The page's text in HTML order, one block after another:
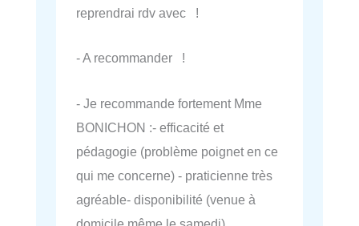
reprendrai rdv avec !
- A recommander !
- Je recommande fortement Mme
BONICHON :- efficacité et
pédagogie (problème poignet en ce
qui me concerne) - praticienne très
agréable- disponibilité (venue à